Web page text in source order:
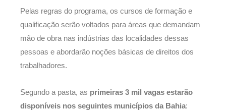
Pelas regras do programa, os cursos de formação e
qualificação serão voltados para áreas que demandam
mão de obra nas indústrias das localidades dessas
pessoas e abordarão noções básicas de direitos dos
trabalhadores.
Segundo a pasta, as primeiras 3 mil vagas estarão
disponíveis nos seguintes municípios da Bahia: